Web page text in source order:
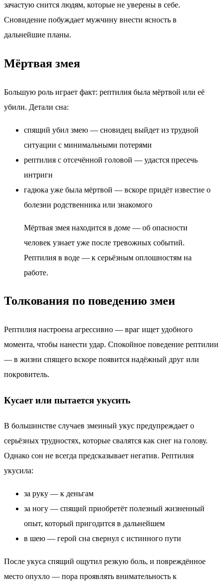
зачастую снится людям, которые не уверены в себе.
Сновидение побуждает мужчину внести ясность в
дальнейшие планы.
Мёртвая змея
Большую роль играет факт: рептилия была мёртвой или её
убили. Детали сна:
спящий убил змею — сновидец выйдет из трудной
ситуации с минимальными потерями
рептилия с отсечённой головой — удастся пресечь
интриги
гадюка уже была мёртвой — вскоре придёт известие о
болезни родственника или знакомого
Мёртвая змея находится в доме — об опасности
человек узнает уже после тревожных событий.
Рептилия в воде — к серьёзным оплошностям на
работе.
Толкования по поведению змеи
Рептилия настроена агрессивно — враг ищет удобного
момента, чтобы нанести удар. Спокойное поведение рептилии
— в жизни спящего вскоре появится надёжный друг или
покровитель.
Кусает или пытается укусить
В большинстве случаев змеиный укус предупреждает о
серьёзных трудностях, которые свалятся как снег на голову.
Однако сон не всегда предсказывает негатив. Рептилия
укусила:
за руку — к деньгам
за ногу — спящий приобретёт полезный жизненный
опыт, который пригодится в дальнейшем
в шею — герой сна свернул с истинного пути
После укуса спящий ощутил резкую боль, и повреждённое
место опухло — пора проявлять внимательность к